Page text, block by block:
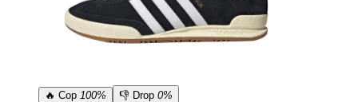
🔥 Cop 100% 👎 Drop 0%